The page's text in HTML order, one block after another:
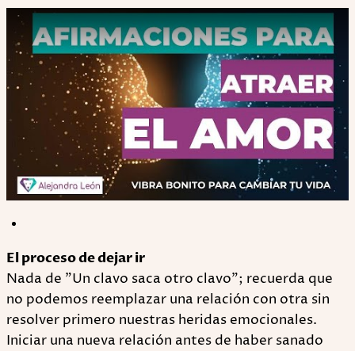
Play
El proceso de dejar ir
Nada de "Un clavo saca otro clavo"; recuerda que
no podemos reemplazar una relación con otra sin
resolver primero nuestras heridas emocionales.
Iniciar una nueva relación antes de haber sanado